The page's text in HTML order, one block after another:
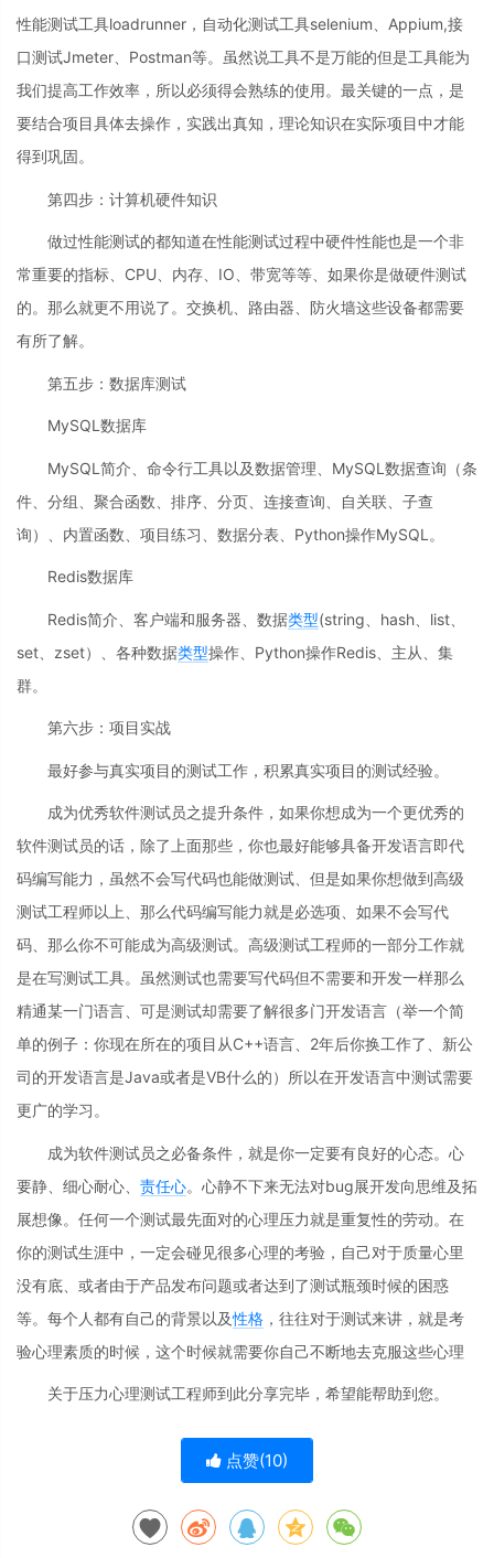
性能测试工具loadrunner，自动化测试工具selenium、Appium,接
口测试Jmeter、Postman等。虽然说工具不是万能的但是工具能为
我们提高工作效率，所以必须得会熟练的使用。最关键的一点，是
要结合项目具体去操作，实践出真知，理论知识在实际项目中才能
得到巩固。
第四步：计算机硬件知识
做过性能测试的都知道在性能测试过程中硬件性能也是一个非
常重要的指标、CPU、内存、IO、带宽等等、如果你是做硬件测试
的。那么就更不用说了。交换机、路由器、防火墙这些设备都需要
有所了解。
第五步：数据库测试
MySQL数据库
MySQL简介、命令行工具以及数据管理、MySQL数据查询（条
件、分组、聚合函数、排序、分页、连接查询、自关联、子查
询）、内置函数、项目练习、数据分表、Python操作MySQL。
Redis数据库
Redis简介、客户端和服务器、数据类型(string、hash、list、
set、zset）、各种数据类型操作、Python操作Redis、主从、集
群。
第六步：项目实战
最好参与真实项目的测试工作，积累真实项目的测试经验。
成为优秀软件测试员之提升条件，如果你想成为一个更优秀的
软件测试员的话，除了上面那些，你也最好能够具备开发语言即代
码编写能力，虽然不会写代码也能做测试、但是如果你想做到高级
测试工程师以上、那么代码编写能力就是必选项、如果不会写代
码、那么你不可能成为高级测试。高级测试工程师的一部分工作就
是在写测试工具。虽然测试也需要写代码但不需要和开发一样那么
精通某一门语言、可是测试却需要了解很多门开发语言（举一个简
单的例子：你现在所在的项目从C++语言、2年后你换工作了、新公
司的开发语言是Java或者是VB什么的）所以在开发语言中测试需要
更广的学习。
成为软件测试员之必备条件，就是你一定要有良好的心态。心
要静、细心耐心、 责任心。心静不下来无法对bug展开发向思维及拓
展想像。任何一个测试最先面对的心理压力就是重复性的劳动。在
你的测试生涯中，一定会碰见很多心理的考验，自己对于质量心里
没有底、或者由于产品发布问题或者达到了测试瓶颈时候的困惑
等。每个人都有自己的背景以及性格 ，往往对于测试来讲，就是考
验心理素质的时候，这个时候就需要你自己不断地去克服这些心理
关于压力心理测试工程师到此分享完毕，希望能帮助到您。
点赞(10)